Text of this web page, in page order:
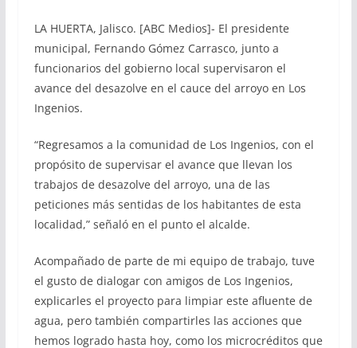
LA HUERTA, Jalisco. [ABC Medios]- El presidente
municipal, Fernando Gómez Carrasco, junto a
funcionarios del gobierno local supervisaron el
avance del desazolve en el cauce del arroyo en Los
Ingenios.
“Regresamos a la comunidad de Los Ingenios, con el
propósito de supervisar el avance que llevan los
trabajos de desazolve del arroyo, una de las
peticiones más sentidas de los habitantes de esta
localidad,” señaló en el punto el alcalde.
Acompañado de parte de mi equipo de trabajo, tuve
el gusto de dialogar con amigos de Los Ingenios,
explicarles el proyecto para limpiar este afluente de
agua, pero también compartirles las acciones que
hemos logrado hasta hoy, como los microcréditos que